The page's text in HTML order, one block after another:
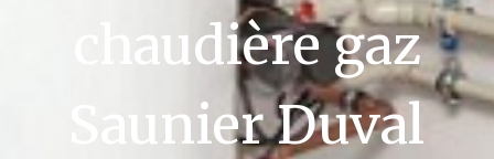
chaudière gaz
Saunier Duval